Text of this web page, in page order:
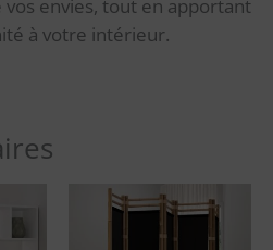
envies, tout en apportant
à votre intérieur.